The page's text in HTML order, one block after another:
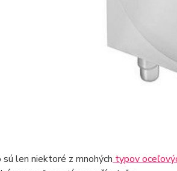
len niektoré z mnohýchtypov